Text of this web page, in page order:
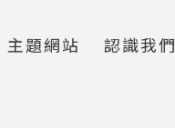
主題網站 認識我們